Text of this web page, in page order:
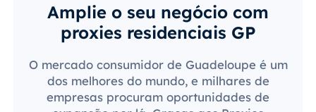
Amplie o seu negócio com
proxies residenciais GP
O mercado consumidor de Guadeloupe é um
dos melhores do mundo, e milhares de
empresas procuram oportunidades de